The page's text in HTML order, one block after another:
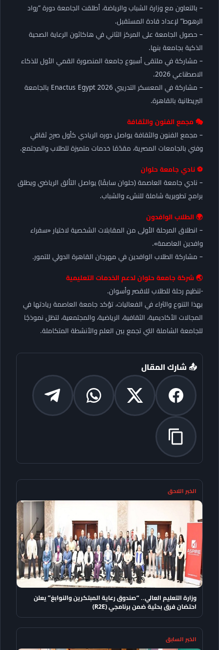
– بالتعاون مع وزارة الشباب والرياضة، أطلقت الجامعة دورة “رواد
الرهوط” لإعداد قادة المستقبل.
– حصول الجامعة على المركز الثاني في هاكاثون الرعاية الصحية
الذكية بجامعة بنها.
– مشاركة في ملتقى أسبوع جامعة المنصورة القمي الأول للذكاء
الاصطناعي 2026.
– مشاركة في المعسكر التدريبي Enactus Egypt 2026 بالجامعة
البريطانية بالقاهرة.
🎭 مجمع الفنون والثقافة
– مجمع الفنون والثقافة يواصل دوره الريادي كأول صرح ثقافي
وفني بالجامعات المصرية، مقدّمًا خدمات متميزة للطلاب والمجتمع.
⚽ نادي جامعة حلوان
– نادي جامعة العاصمة (حلوان سابقًا) يواصل التألق الرياضي ويطلق
برامج تطويرية شاملة للنشء والشباب.
🌍 الطلاب الوافدون
– انطلاق المرحلة الأولى من المقابلات الشخصية لاختيار «سفراء
وافدين العاصمة».
– مشاركة الطلاب الوافدين في مهرجان القاهرة الدولي للتمور.
🌏 شركة جامعة حلوان لدعم الخدمات التعليمية
-تنظيم رحلة للطلاب للاقصر وأسوان.
بهذا التنوع والثراء في الفعاليات، تؤكد جامعة العاصمة ريادتها في
المجالات الأكاديمية، الثقافية، الرياضية، والمجتمعية، لتظل نموذجًا
للجامعة الشاملة التي تجمع بين العلم والأنشطة المتكاملة.
📤 شارك المقال
الخبر اللاحق
وزارة التعليم العالي.. “صندوق رعاية المبتكرين والنوابغ” يعلن
احتضان فرق بحثية ضمن برنامجي (R2E)
الخبر السابق